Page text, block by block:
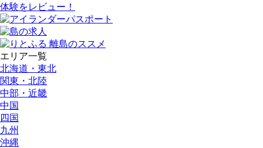
体験をレビュー！
エリア一覧
北海道・東北
関東・北陸
中部・近畿
中国
四国
九州
沖縄